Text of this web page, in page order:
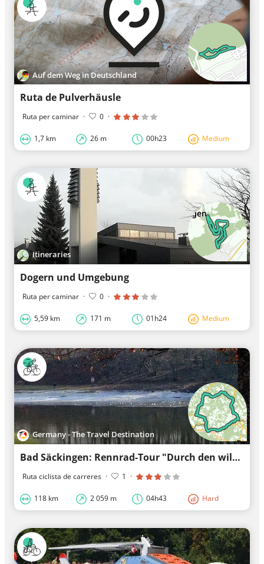
Auf dem Weg in Deutschland
Ruta de Pulverhäusle
Ruta per caminar · 0 ·
1,7 km 26 m 00h23 Medium
Itineraries
Dogern und Umgebung
Ruta per caminar · 0 ·
5,59 km 171 m 01h24 Medium
Germany - The Travel Destination
Bad Säckingen: Rennrad-Tour "Durch den wilden Südschwarzwald"
Ruta ciclista de carreres · 1 ·
118 km 2 059 m 04h43 Hard